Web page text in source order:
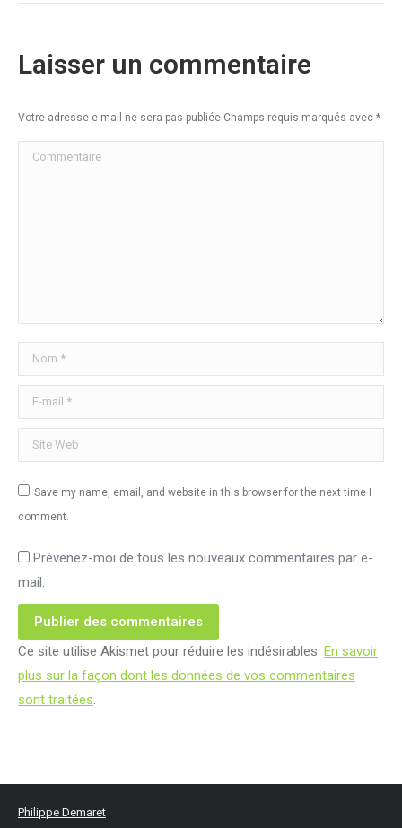
Laisser un commentaire
Votre adresse e-mail ne sera pas publiée Champs requis marqués avec *
Commentaire
Nom *
E-mail *
Site Web
Save my name, email, and website in this browser for the next time I
comment.
Prévenez-moi de tous les nouveaux commentaires par e-
mail.
Publier des commentaires
Ce site utilise Akismet pour réduire les indésirables. En savoir
plus sur la façon dont les données de vos commentaires
sont traitées.
Philippe Demaret